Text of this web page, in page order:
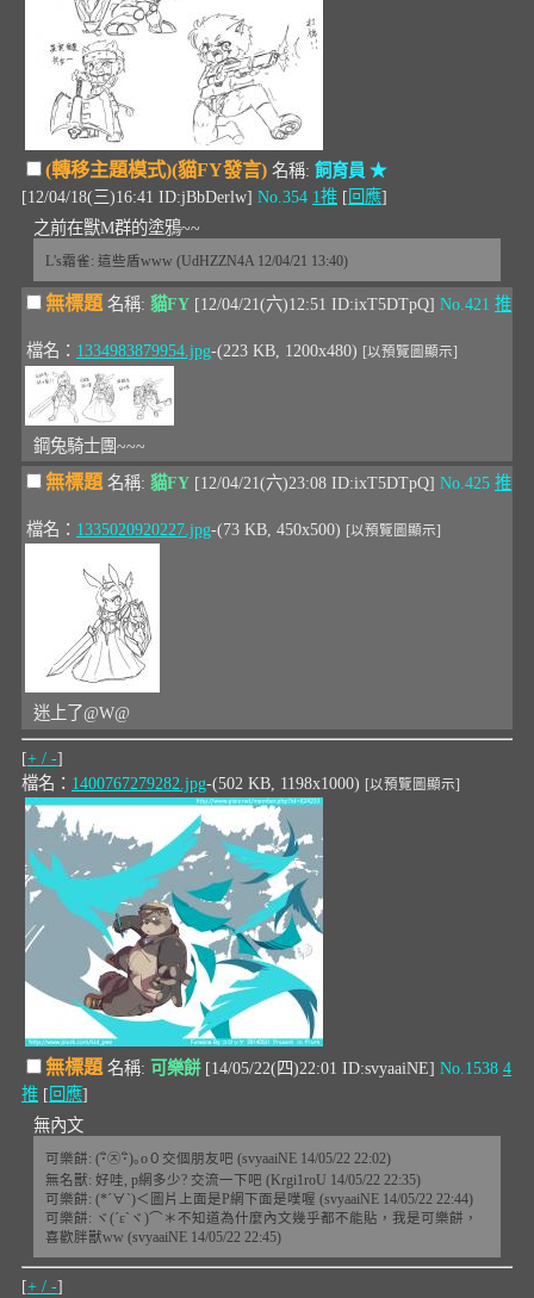
(轉移主題模式)(貓FY發言) 名稱: 飼育員 ★
[12/04/18(三)16:41 ID:jBbDerlw] No.354 1推 [ 回應]
之前在獸M群的塗鴉~~
L's霜雀: 這些盾www (UdHZZN4A 12/04/21 13:40)
無標題名稱: 貓FY [12/04/21(六)12:51 ID:ixT5DTpQ] No.421 推
檔名： 1334983879954.jpg-(223 KB, 1200x480) [以預覽圖顯示]
鋼兔騎士團~~~
無標題 名稱: 貓FY [12/04/21(六)23:08 ID:ixT5DTpQ] No.425 推
檔名： 1335020920227.jpg-(73 KB, 450x500) [以預覽圖顯示]
迷上了@W@
[+ / -]
檔名： 1400767279282.jpg-(502 KB, 1198x1000) [以預覽圖顯示]
無標題 名稱: 可樂餅[14/05/22(四)22:01 ID:svyaaiNE] No.1538 4
推 [ 回應]
無內文
可樂餅: (･ิ㉨･ิ)｡o０交個朋友吧 (svyaaiNE 14/05/22 22:02)
無名獸: 好哇, p網多少? 交流一下吧 (Krgi1roU 14/05/22 22:35)
可樂餅: (*´∀`)＜圖片上面是P網下面是噗喔 (svyaaiNE 14/05/22 22:44)
可樂餅: ヾ(´ε`ヾ)⌒＊不知道為什麼內文幾乎都不能貼，我是可樂餅，
喜歡胖獸ww (svyaaiNE 14/05/22 22:45)
[+ / -]